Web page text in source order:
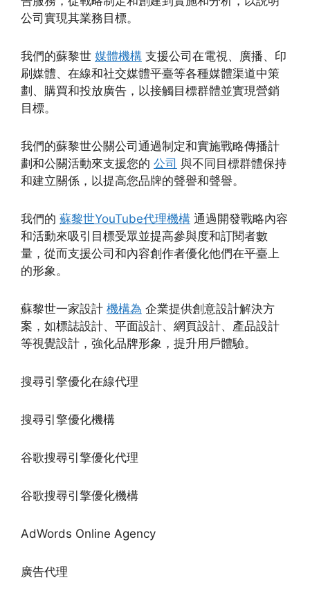
公司實現其業務目標。
我們的蘇黎世 媒體機構 支援公司在電視、廣播、印
刷媒體、在線和社交媒體平臺等各種媒體渠道中策
劃、購買和投放廣告，以接觸目標群體並實現營銷
目標。
我們的蘇黎世公關公司通過制定和實施戰略傳播計
劃和公關活動來支援您的 公司 與不同目標群體保持
和建立關係，以提高您品牌的聲譽和聲譽。
我們的 蘇黎世YouTube代理機構 通過開發戰略內容
和活動來吸引目標受眾並提高參與度和訂閱者數
量，從而支援公司和內容創作者優化他們在平臺上
的形象。
蘇黎世一家設計 機構為 企業提供創意設計解決方
案，如標誌設計、平面設計、網頁設計、產品設計
等視覺設計，強化品牌形象，提升用戶體驗。
搜尋引擎優化在線代理
搜尋引擎優化機構
谷歌搜尋引擎優化代理
谷歌搜尋引擎優化機構
AdWords Online Agency
廣告代理